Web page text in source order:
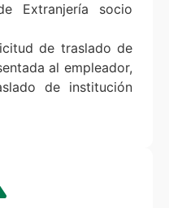
Extranjería socio
de traslado de
al empleador,
de institución